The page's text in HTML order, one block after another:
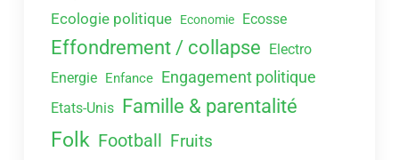
Ecologie politique Economie Ecosse
Effondrement / collapse Electro
Energie Enfance Engagement politique
Etats-Unis Famille & parentalité
Folk Football Fruits